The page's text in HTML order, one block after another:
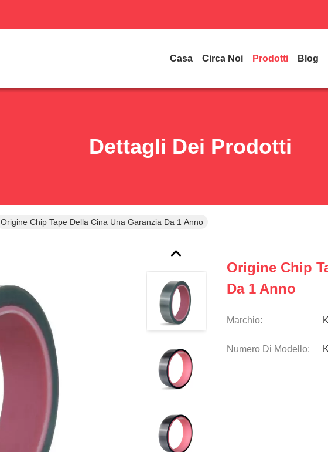
Casa Circa Noi Prodotti Blog
Dettagli Dei Prodotti
Origine Chip Tape Della Cina Una Garanzia Da 1 Anno
Origine Chip
Da 1 Anno
Marchio:
Numero Di Modello: